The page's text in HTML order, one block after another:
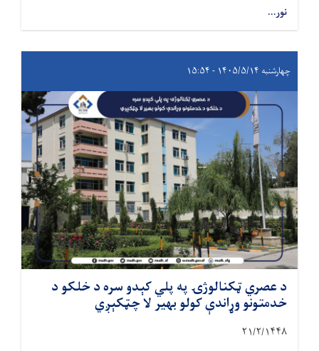
نور...
چهارشنبه ۱۴۰۵/۵/۱۴ - ۱۵:۵۴
د عصري ټکنالوژۍ په پلي کېدو سره د خلکو د
خدمتونو وړاندې کولو بهیر لا چټکېږي
۲۱/۲/۱۴۴۸